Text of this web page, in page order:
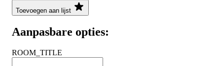
Toevoegen aan lijst
Aanpasbare opties:
ROOM_TITLE